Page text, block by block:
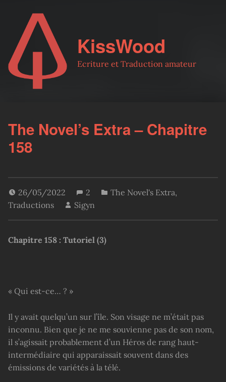
KissWood
Ecriture et Traduction amateur
The Novel’s Extra – Chapitre
158
26/05/2022 2 The Novel's Extra,
Traductions
Sigyn
Chapitre 158 : Tutoriel (3)
« Qui est-ce… ? »
Il y avait quelqu’un sur l’île. Son visage ne m’était pas
inconnu. Bien que je ne me souvienne pas de son nom,
il s’agissait probablement d’un Héros de rang haut-
intermédiaire qui apparaissait souvent dans des
émissions de variétés à la télé.